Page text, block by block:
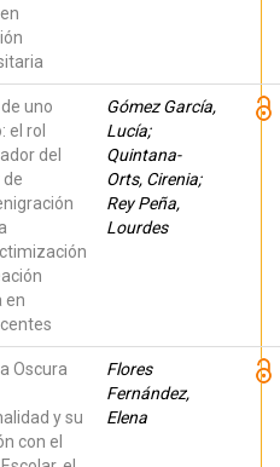
uno
el rol
del
de
en
Gómez García,
Lucía;
Quintana-
Orts, Cirenia;
Rey Peña,
Lourdes
Oscura
y su
con el
Flores
Fernández,
Elena